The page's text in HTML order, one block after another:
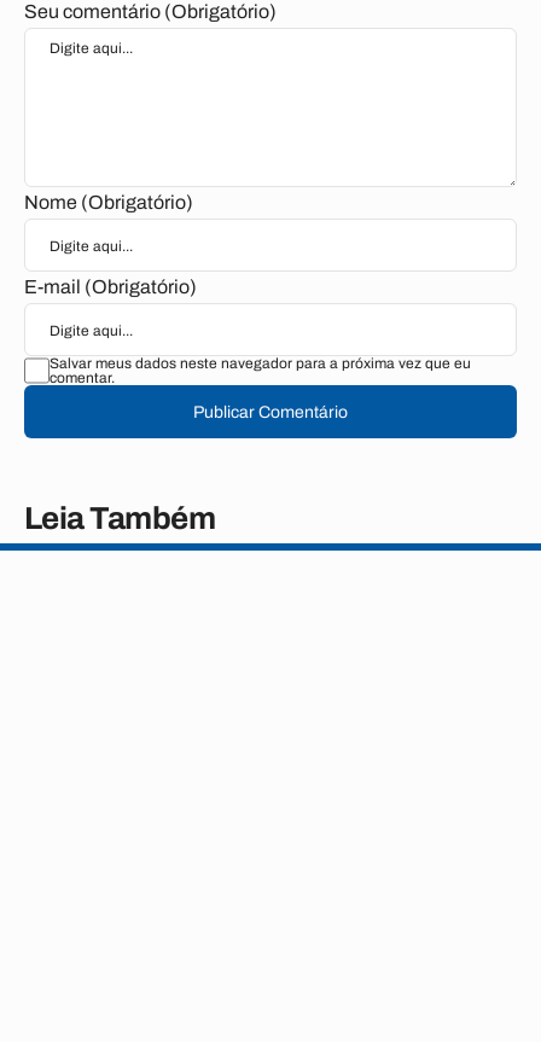
Seu comentário (Obrigatório)
Nome (Obrigatório)
E-mail (Obrigatório)
Salvar meus dados neste navegador para a próxima vez que eu
comentar.
Publicar Comentário
Leia Também